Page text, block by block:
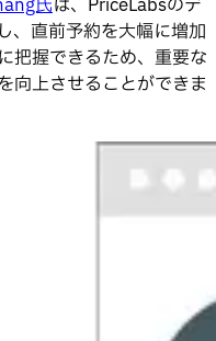
、直前予約を大幅に増加
把握できるため、重要な
向上させることができま